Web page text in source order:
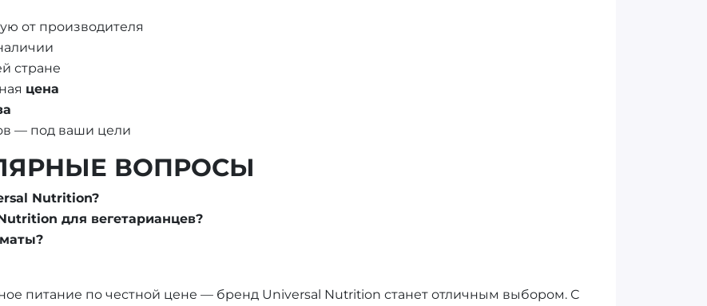
от производителя
стране
цена
— под ваши цели
ВОПРОСЫ
Nutrition?
для вегетарианцев?
питание по честной цене — бренд Universal Nutrition станет отличным выбором. С